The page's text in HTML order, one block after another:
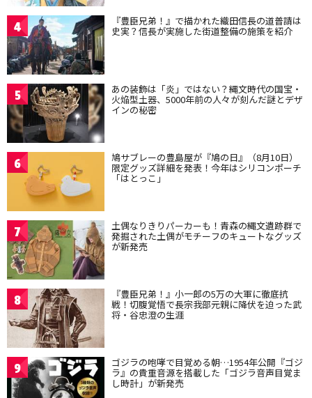
4 『豊臣兄弟！』で描かれた織田信長の道普請は
史実？信長が実施した街道整備の施策を紹介
5 あの装飾は「炎」ではない？縄文時代の国宝・
火焔型土器、5000年前の人々が刻んだ謎とデザ
インの秘密
6 鳩サブレーの豊島屋が『鳩の日』（8月10日）
限定グッズ詳細を発表！今年はシリコンポーチ
「はとっこ」
7 土偶なりきりパーカーも！青森の縄文遺跡群で
発掘された土偶がモチーフのキュートなグッズ
が新発売
8 『豊臣兄弟！』小一郎の5万の大軍に徹底抗
戦！切腹覚悟で長宗我部元親に降伏を迫った武
将・谷忠澄の生涯
9 ゴジラの咆哮で目覚める朝…1954年公開『ゴジ
ラ』の貴重音源を搭載した「ゴジラ音声目覚ま
し時計」が新発売